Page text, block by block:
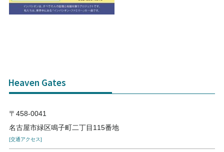
Heaven Gates
〒458-0041
名古屋市緑区鳴子町二丁目115番地
[交通アクセス]